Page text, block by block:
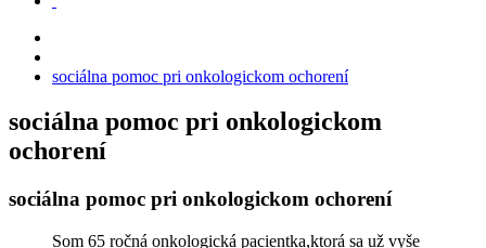
sociálna pomoc pri onkologickom ochorení
sociálna pomoc pri onkologickom
ochorení
sociálna pomoc pri onkologickom ochorení
Som 65 ročná onkologická pacientka,ktorá sa už vyše